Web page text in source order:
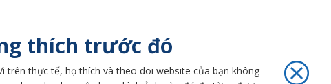
thích trước đó
trên thực tế, họ thích và theo dõi website của bạn không